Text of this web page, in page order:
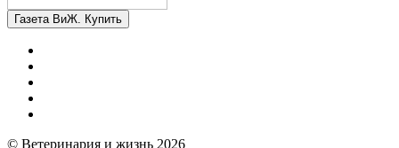
Газета ВиЖ. Купить
© Ветеринария и жизнь 2026